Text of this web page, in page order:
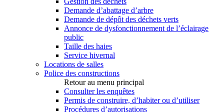
Demande d’abattage d’arbre
Demande de dépôt des déchets verts
Annonce de dysfonctionnement de l’éclairage
public
Taille des haies
Service hivernal
Locations de salles
Police des constructions
Retour au menu principal
Consulter les enquêtes
Permis de construire, d’habiter ou d’utiliser
Procédures d’autorisations